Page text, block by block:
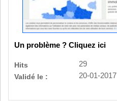
Un problème ? Cliquez ici
Hits
29
Validé le :
20-01-2017